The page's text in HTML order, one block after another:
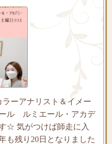
ーアナリスト＆イメー
ル ルミエール・アカデ
☆ 気がつけば師走に入
も残り20日となりました